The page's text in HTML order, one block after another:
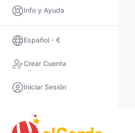
Info y Ayuda
Español - €
Crear Cuenta
Iniciar Sesión